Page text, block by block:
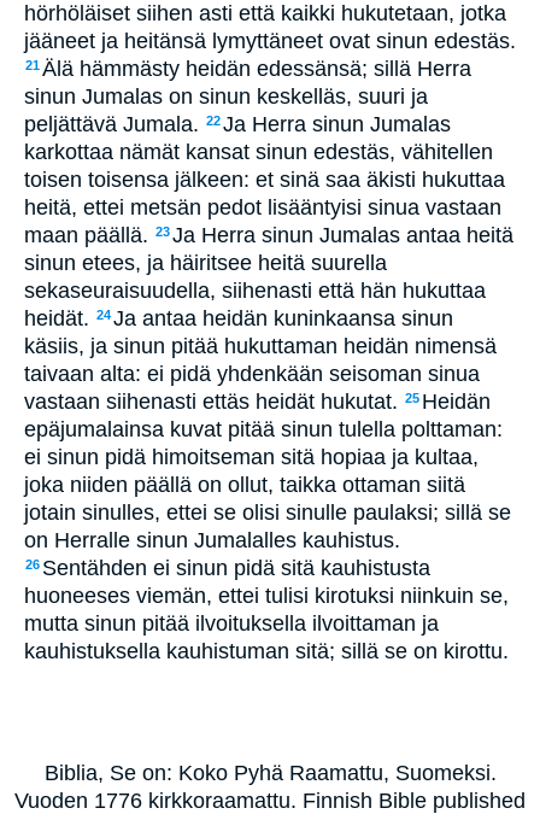
hörhöläiset siihen asti että kaikki hukutetaan, jotka
jääneet ja heitänsä lymyttäneet ovat sinun edestäs.
21Älä hämmästy heidän edessänsä; sillä Herra
sinun Jumalas on sinun keskelläs, suuri ja
peljättävä Jumala. 22Ja Herra sinun Jumalas
karkottaa nämät kansat sinun edestäs, vähitellen
toisen toisensa jälkeen: et sinä saa äkisti hukuttaa
heitä, ettei metsän pedot lisääntyisi sinua vastaan
maan päällä. 23Ja Herra sinun Jumalas antaa heitä
sinun etees, ja häiritsee heitä suurella
sekaseuraisuudella, siihenasti että hän hukuttaa
heidät. 24Ja antaa heidän kuninkaansa sinun
käsiis, ja sinun pitää hukuttaman heidän nimensä
taivaan alta: ei pidä yhdenkään seisoman sinua
vastaan siihenasti ettäs heidät hukutat. 25 Heidän
epäjumalainsa kuvat pitää sinun tulella polttaman:
ei sinun pidä himoitseman sitä hopiaa ja kultaa,
joka niiden päällä on ollut, taikka ottaman siitä
jotain sinulles, ettei se olisi sinulle paulaksi; sillä se
on Herralle sinun Jumalalles kauhistus.
26 Sentähden ei sinun pidä sitä kauhistusta
huoneeses viemän, ettei tulisi kirotuksi niinkuin se,
mutta sinun pitää ilvoituksella ilvoittaman ja
kauhistuksella kauhistuman sitä; sillä se on kirottu.
Biblia, Se on: Koko Pyhä Raamattu, Suomeksi.
Vuoden 1776 kirkkoraamattu. Finnish Bible published